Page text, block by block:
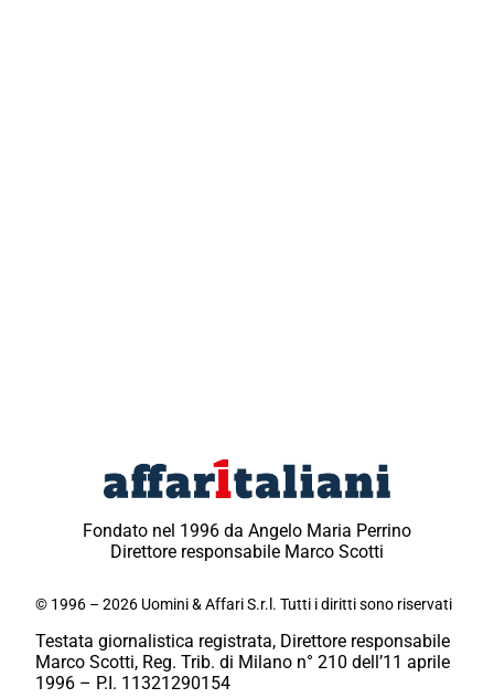
Fondato nel 1996 da Angelo Maria Perrino
Direttore responsabile Marco Scotti
© 1996 – 2026 Uomini & Affari S.r.l. Tutti i diritti sono riservati
Testata giornalistica registrata, Direttore responsabile
Marco Scotti, Reg. Trib. di Milano n° 210 dell’11 aprile
1996 – P.I. 11321290154